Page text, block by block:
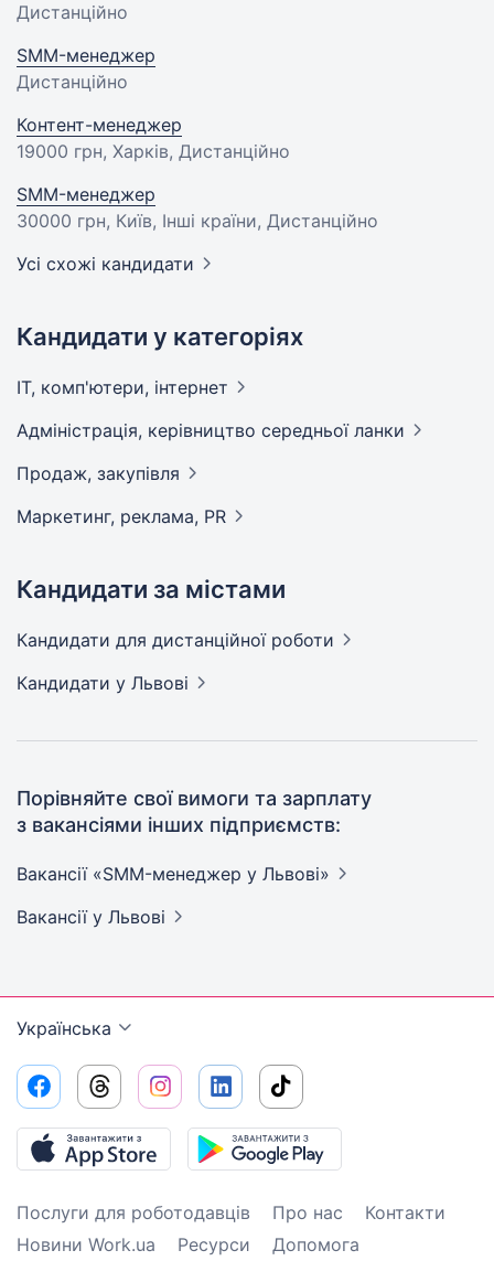
Дистанційно
SMM-менеджер
Дистанційно
Контент-менеджер
19000 грн, Харків, Дистанційно
SMM-менеджер
30000 грн, Київ, Інші країни, Дистанційно
Усі схожі кандидати
Кандидати у категоріях
IT, комп'ютери, інтернет
Адмiнiстрацiя, керівництво середньої ланки
Продаж, закупівля
Маркетинг, реклама, PR
Кандидати за містами
Кандидати для дистанційної роботи
Кандидати у Львові
Порівняйте свої вимоги та зарплату
з вакансіями інших підприємств:
Вакансії «SMM-менеджер у Львові»
Вакансії у Львові
Українська
Послуги для роботодавців Про нас
Контакти
Новини Work.ua
Ресурси Допомога